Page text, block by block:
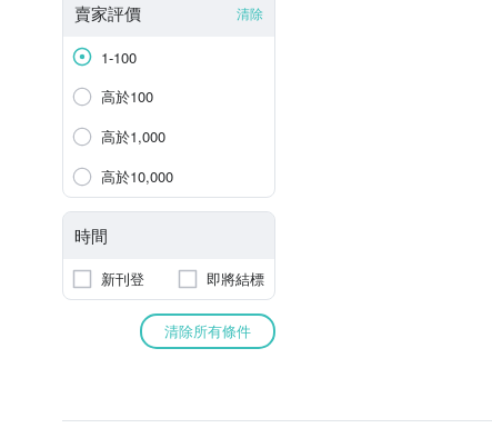
賣家評價 清除
1-100
高於100
高於1,000
高於10,000
時間
新刊登 即將結標
清除所有條件